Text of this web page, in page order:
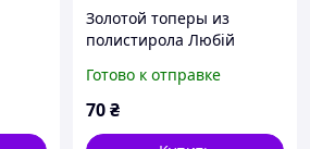
Золотой топеры из
полистирола Любій
в упаковке), 9 см
Готово к отправке
70₴